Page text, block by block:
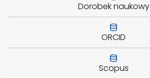
Dorobek naukowy
ORCID
Scopus